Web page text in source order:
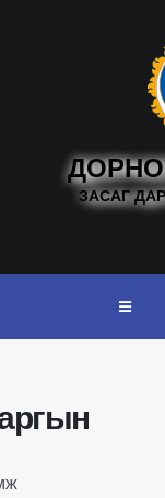
ЗАСАГ